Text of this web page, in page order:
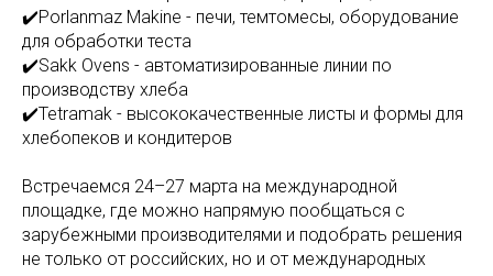
✔️Porlanmaz Makine - печи, темтомесы, оборудование
для обработки теста
✔️Sakk Ovens - автоматизированные линии по
производству хлеба
✔️Tetramak - высококачественные листы и формы для
хлебопеков и кондитеров
Встречаемся 24–27 марта на международной
площадке, где можно напрямую пообщаться с
зарубежными производителями и подобрать решения
не только от российских, но и от международных